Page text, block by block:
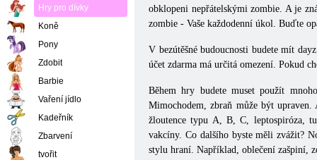
obklopeni nepřátelskými zombie. A je
zombie - Vaše každodenní úkol. Buďte
V bezútěšné budoucnosti budete mít
účet zdarma má určitá omezení. Pokud
Během hry budete muset použít
Mimochodem, zbraň může být
žloutence typu A, B, C, leptospiróza,
vakcíny. Co dalšího byste měli zvážit?
stylu hraní. Například, oblečení zašpiní,
Hry pro dívky
Koně
Pony
Zdobit
Barbie
Vaření jídlo
Kadeřník
Zbarvení
tvořit